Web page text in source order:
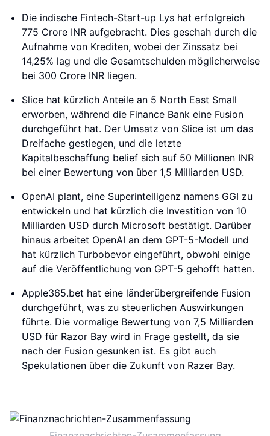
Die indische Fintech-Start-up Lys hat erfolgreich
775 Crore INR aufgebracht. Dies geschah durch die
Aufnahme von Krediten, wobei der Zinssatz bei
14,25% lag und die Gesamtschulden möglicherweise
bei 300 Crore INR liegen.
Slice hat kürzlich Anteile an 5 North East Small
erworben, während die Finance Bank eine Fusion
durchgeführt hat. Der Umsatz von Slice ist um das
Dreifache gestiegen, und die letzte
Kapitalbeschaffung belief sich auf 50 Millionen INR
bei einer Bewertung von über 1,5 Milliarden USD.
OpenAI plant, eine Superintelligenz namens GGI zu
entwickeln und hat kürzlich die Investition von 10
Milliarden USD durch Microsoft bestätigt. Darüber
hinaus arbeitet OpenAI an dem GPT-5-Modell und
hat kürzlich Turbobevor eingeführt, obwohl einige
auf die Veröffentlichung von GPT-5 gehofft hatten.
Apple365.bet hat eine länderübergreifende Fusion
durchgeführt, was zu steuerlichen Auswirkungen
führte. Die vormalige Bewertung von 7,5 Milliarden
USD für Razor Bay wird in Frage gestellt, da sie
nach der Fusion gesunken ist. Es gibt auch
Spekulationen über die Zukunft von Razer Bay.